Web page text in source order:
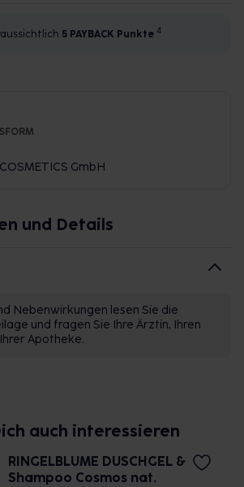
5 PAYBACK Punkte 4
GmbH
und Details
Nebenwirkungen lesen Sie die
und fragen Sie Ihre Ärztin, Ihren
Apotheke.
auch interessieren
RINGELBLUME DUSCHGEL &
Shampoo Cosmos nat.